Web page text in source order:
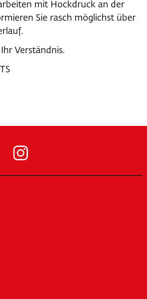
mit Hockdruck an der
Sie rasch möglichst über
Verständnis.